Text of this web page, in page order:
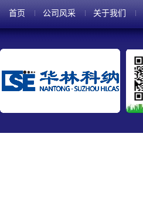
首页 公司风采 关于我们